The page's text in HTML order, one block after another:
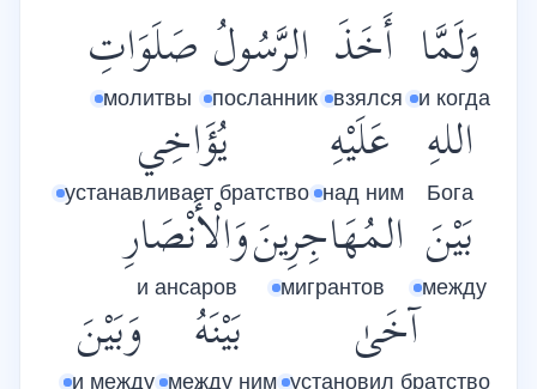
وَلَمَّا
и когда
أَخَذَ
взялся
الرَّسُولُ
посланник
صَلَوَاتِ
молитвы
اللهِ
Бога
عَلَيْهِ
над ним
يُؤَاخِي
устанавливает братство
بَيْنَ
между
المُهَاجِرِينَ
мигрантов
وَالْأَنْصَارِ
и ансаров
آخَىٰ
установил братство
بَيْنَهُ
между ним
وَبَيْنَ
и между